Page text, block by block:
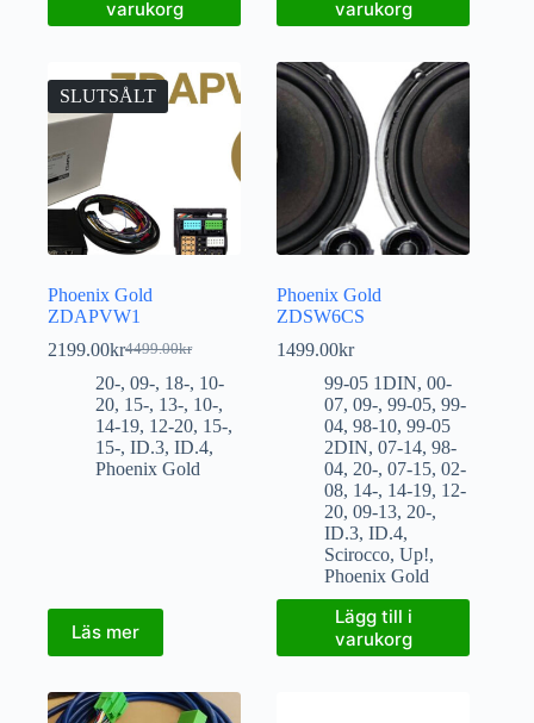
varukorg varukorg
SLUTSÅLT
Phoenix Gold
ZDAPVW1
4499.00kr
2199.00kr
20-, 09-, 18-, 10-
20, 15-, 13-, 10-,
14-19, 12-20, 15-,
15-, ID.3, ID.4,
Phoenix Gold
Läs mer
Phoenix Gold
ZDSW6CS
1499.00kr
99-05 1DIN,00-
07,09-,99-05,99-
04,98-10,99-05
2DIN,07-14,98-
04, 20-,07-15,02-
08, 14-, 14-19, 12-
20,09-13, 20-,
ID.3,ID.4,
Scirocco,Up!,
Phoenix Gold
Lägg till i
varukorg